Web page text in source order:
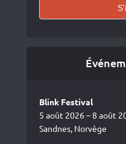
Blink Festival
5 août 2026 – 8 août
Sandnes, Norvège